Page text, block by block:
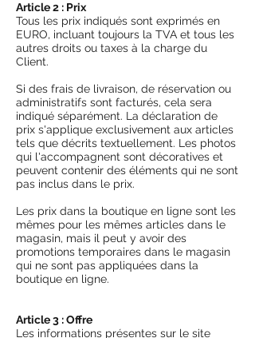
Article 2 : Prix
Tous les prix indiqués sont exprimés en
EURO, incluant toujours la TVA et tous les
autres droits ou taxes à la charge du
Client.
Si des frais de livraison, de réservation ou
administratifs sont facturés, cela sera
indiqué séparément. La déclaration de
prix s'applique exclusivement aux articles
tels que décrits textuellement. Les photos
qui l'accompagnent sont décoratives et
peuvent contenir des éléments qui ne sont
pas inclus dans le prix.
Les prix dans la boutique en ligne sont les
mêmes pour les mêmes articles dans le
magasin, mais il peut y avoir des
promotions temporaires dans le magasin
qui ne sont pas appliquées dans la
boutique en ligne.
Article 3 : Offre
Les informations présentes sur le site